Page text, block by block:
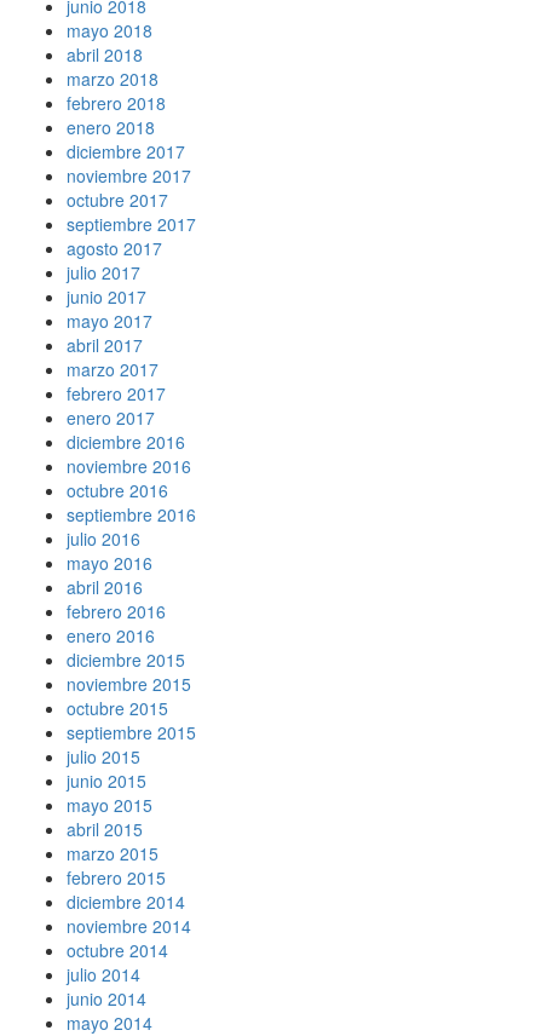
junio 2018
mayo 2018
abril 2018
marzo 2018
febrero 2018
enero 2018
diciembre 2017
noviembre 2017
octubre 2017
septiembre 2017
agosto 2017
julio 2017
junio 2017
mayo 2017
abril 2017
marzo 2017
febrero 2017
enero 2017
diciembre 2016
noviembre 2016
octubre 2016
septiembre 2016
julio 2016
mayo 2016
abril 2016
febrero 2016
enero 2016
diciembre 2015
noviembre 2015
octubre 2015
septiembre 2015
julio 2015
junio 2015
mayo 2015
abril 2015
marzo 2015
febrero 2015
diciembre 2014
noviembre 2014
octubre 2014
julio 2014
junio 2014
mayo 2014